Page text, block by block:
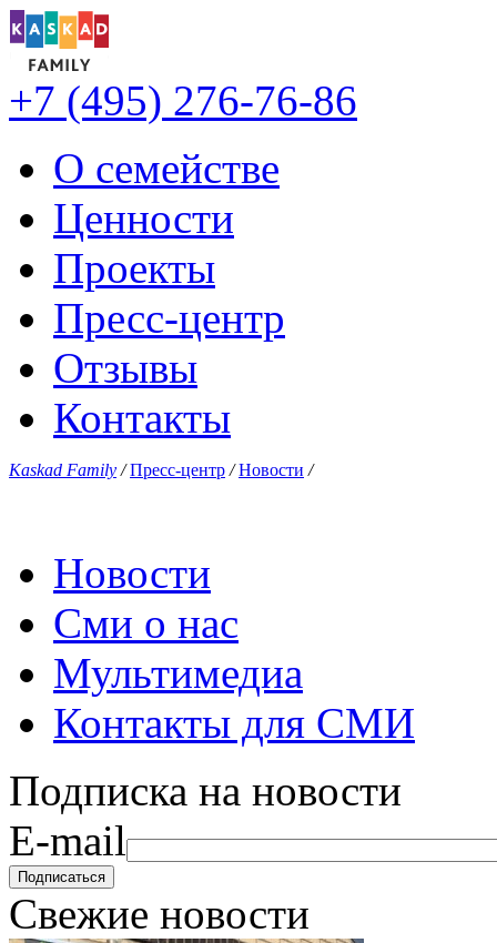
+7 (495) 276-76-86
О семействе
Ценности
Проекты
Пресс-центр
Отзывы
Контакты
Kaskad Family / Пресс-центр / Новости /
Новости
Сми о нас
Мультимедиа
Контакты для СМИ
Подписка на новости
E-mail
Свежие новости